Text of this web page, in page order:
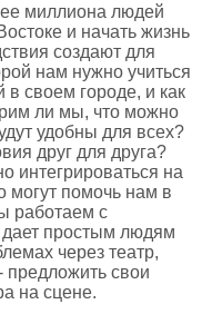
миллиона людей
и начать жизнь
создают для
нам нужно учиться
своем городе, и как
ли мы, что можно
удобны для всех?
друг для друга?
интегрироваться на
могут помочь нам в
работаем с
дает простым людям
через театр,
предложить свои
на сцене.